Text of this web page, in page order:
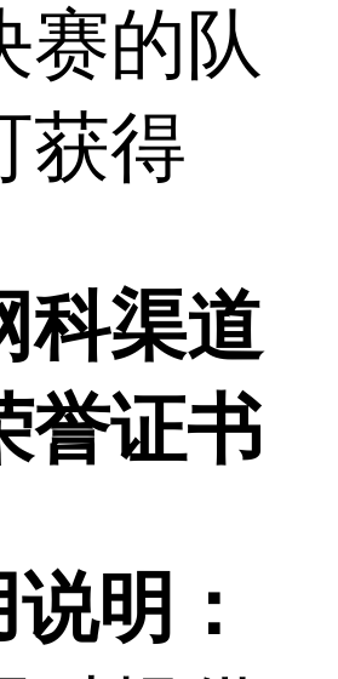
赛的队
获得
科渠道
誉证书
明：